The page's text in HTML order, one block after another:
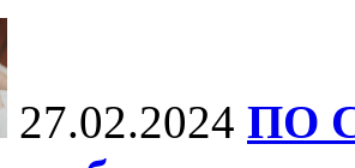
27.02.2024 ПО